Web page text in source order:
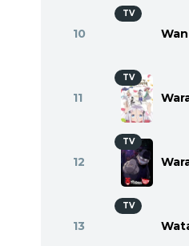
10
TV
11
TV
12
TV
13
TV